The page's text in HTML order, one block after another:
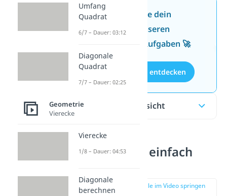
Jetzt neu: Teste dein
Wissen mit unseren
kostenlosen Aufgaben 🚀
Aufgaben entdecken
Inhaltsübersicht
Symmetrie einfach
zur Stelle im Video springen
Umfang
Quadrat
6/7 – Dauer: 03:12
Diagonale
Quadrat
7/7 – Dauer: 02:25
Geometrie
Vierecke
Vierecke
1/8 – Dauer: 04:53
Diagonale
berechnen